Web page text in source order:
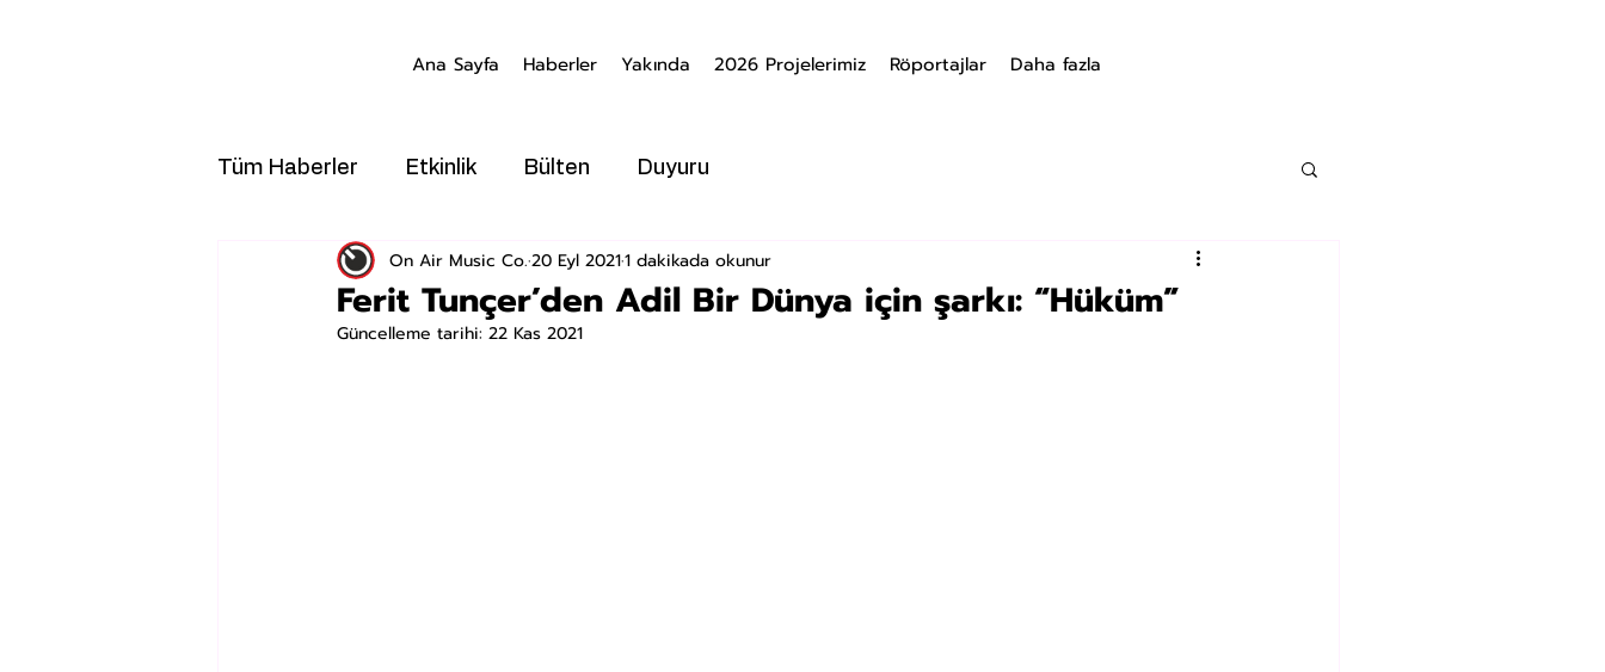
Ana Sayfa Haberler Yakında 2026 Projelerimiz Röportajlar Daha fazla
Tüm Haberler Etkinlik Bülten Duyuru
Ferit Tunçer’den Adil Bir Dünya için şarkı: “Hüküm”
On Air Music Co.20 Eyl 20211 dakikada okunur
Güncelleme tarihi: 22 Kas 2021